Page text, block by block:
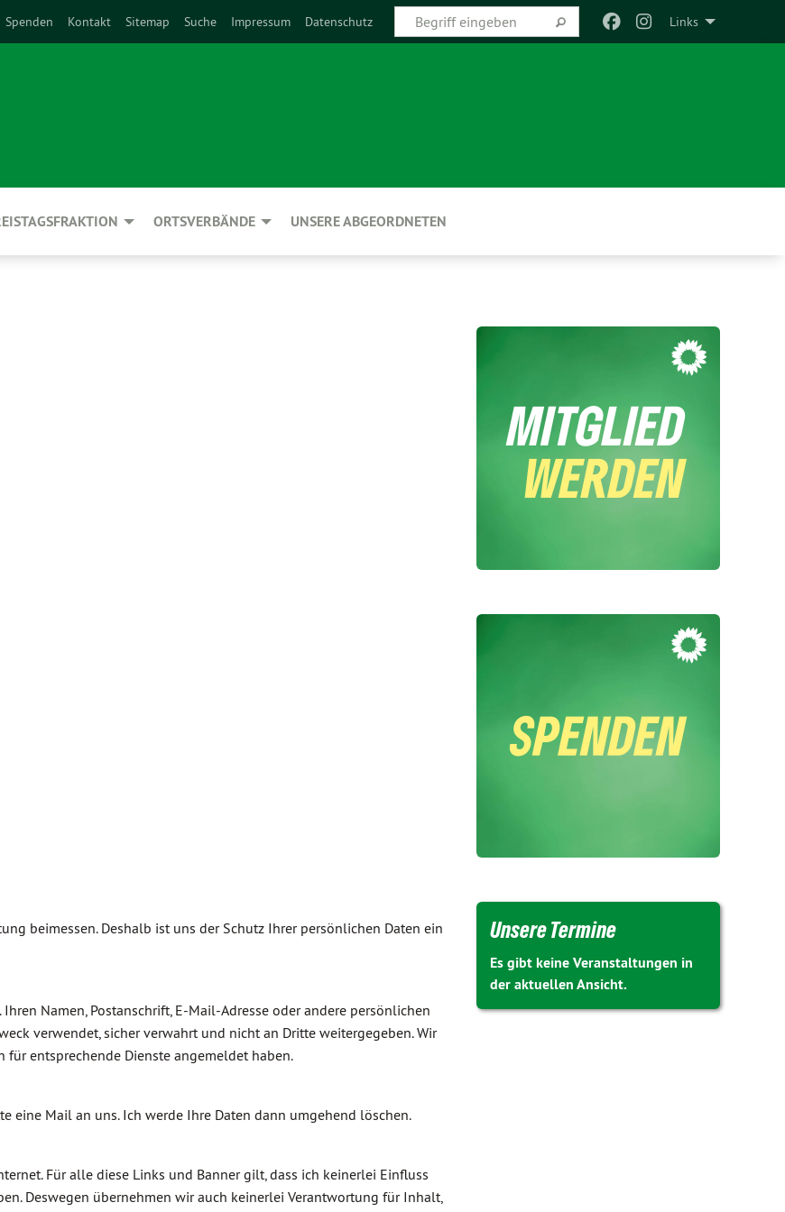
Links
Spenden Kontakt Sitemap Suche Impressum Datenschutz
ORTSVERBÄNDE UNSERE ABGEORDNETEN
beimessen. Deshalb ist uns der Schutz Ihrer persönlichen Daten ein
Namen, Postanschrift, E-Mail-Adresse oder andere persönlichen
verwendet, sicher verwahrt und nicht an Dritte weitergegeben. Wir
entsprechende Dienste angemeldet haben.
eine Mail an uns. Ich werde Ihre Daten dann umgehend löschen.
Für alle diese Links und Banner gilt, dass ich keinerlei Einfluss
Deswegen übernehmen wir auch keinerlei Verantwortung für Inhalt,
Unsere Termine
Es gibt keine Veranstaltungen in
der aktuellen Ansicht.